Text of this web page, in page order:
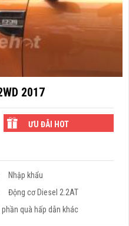
2017
ƯU ĐÃI HOT
Nhập khẩu
Động cơ Diesel 2.2AT
quà hấp dẫn khác